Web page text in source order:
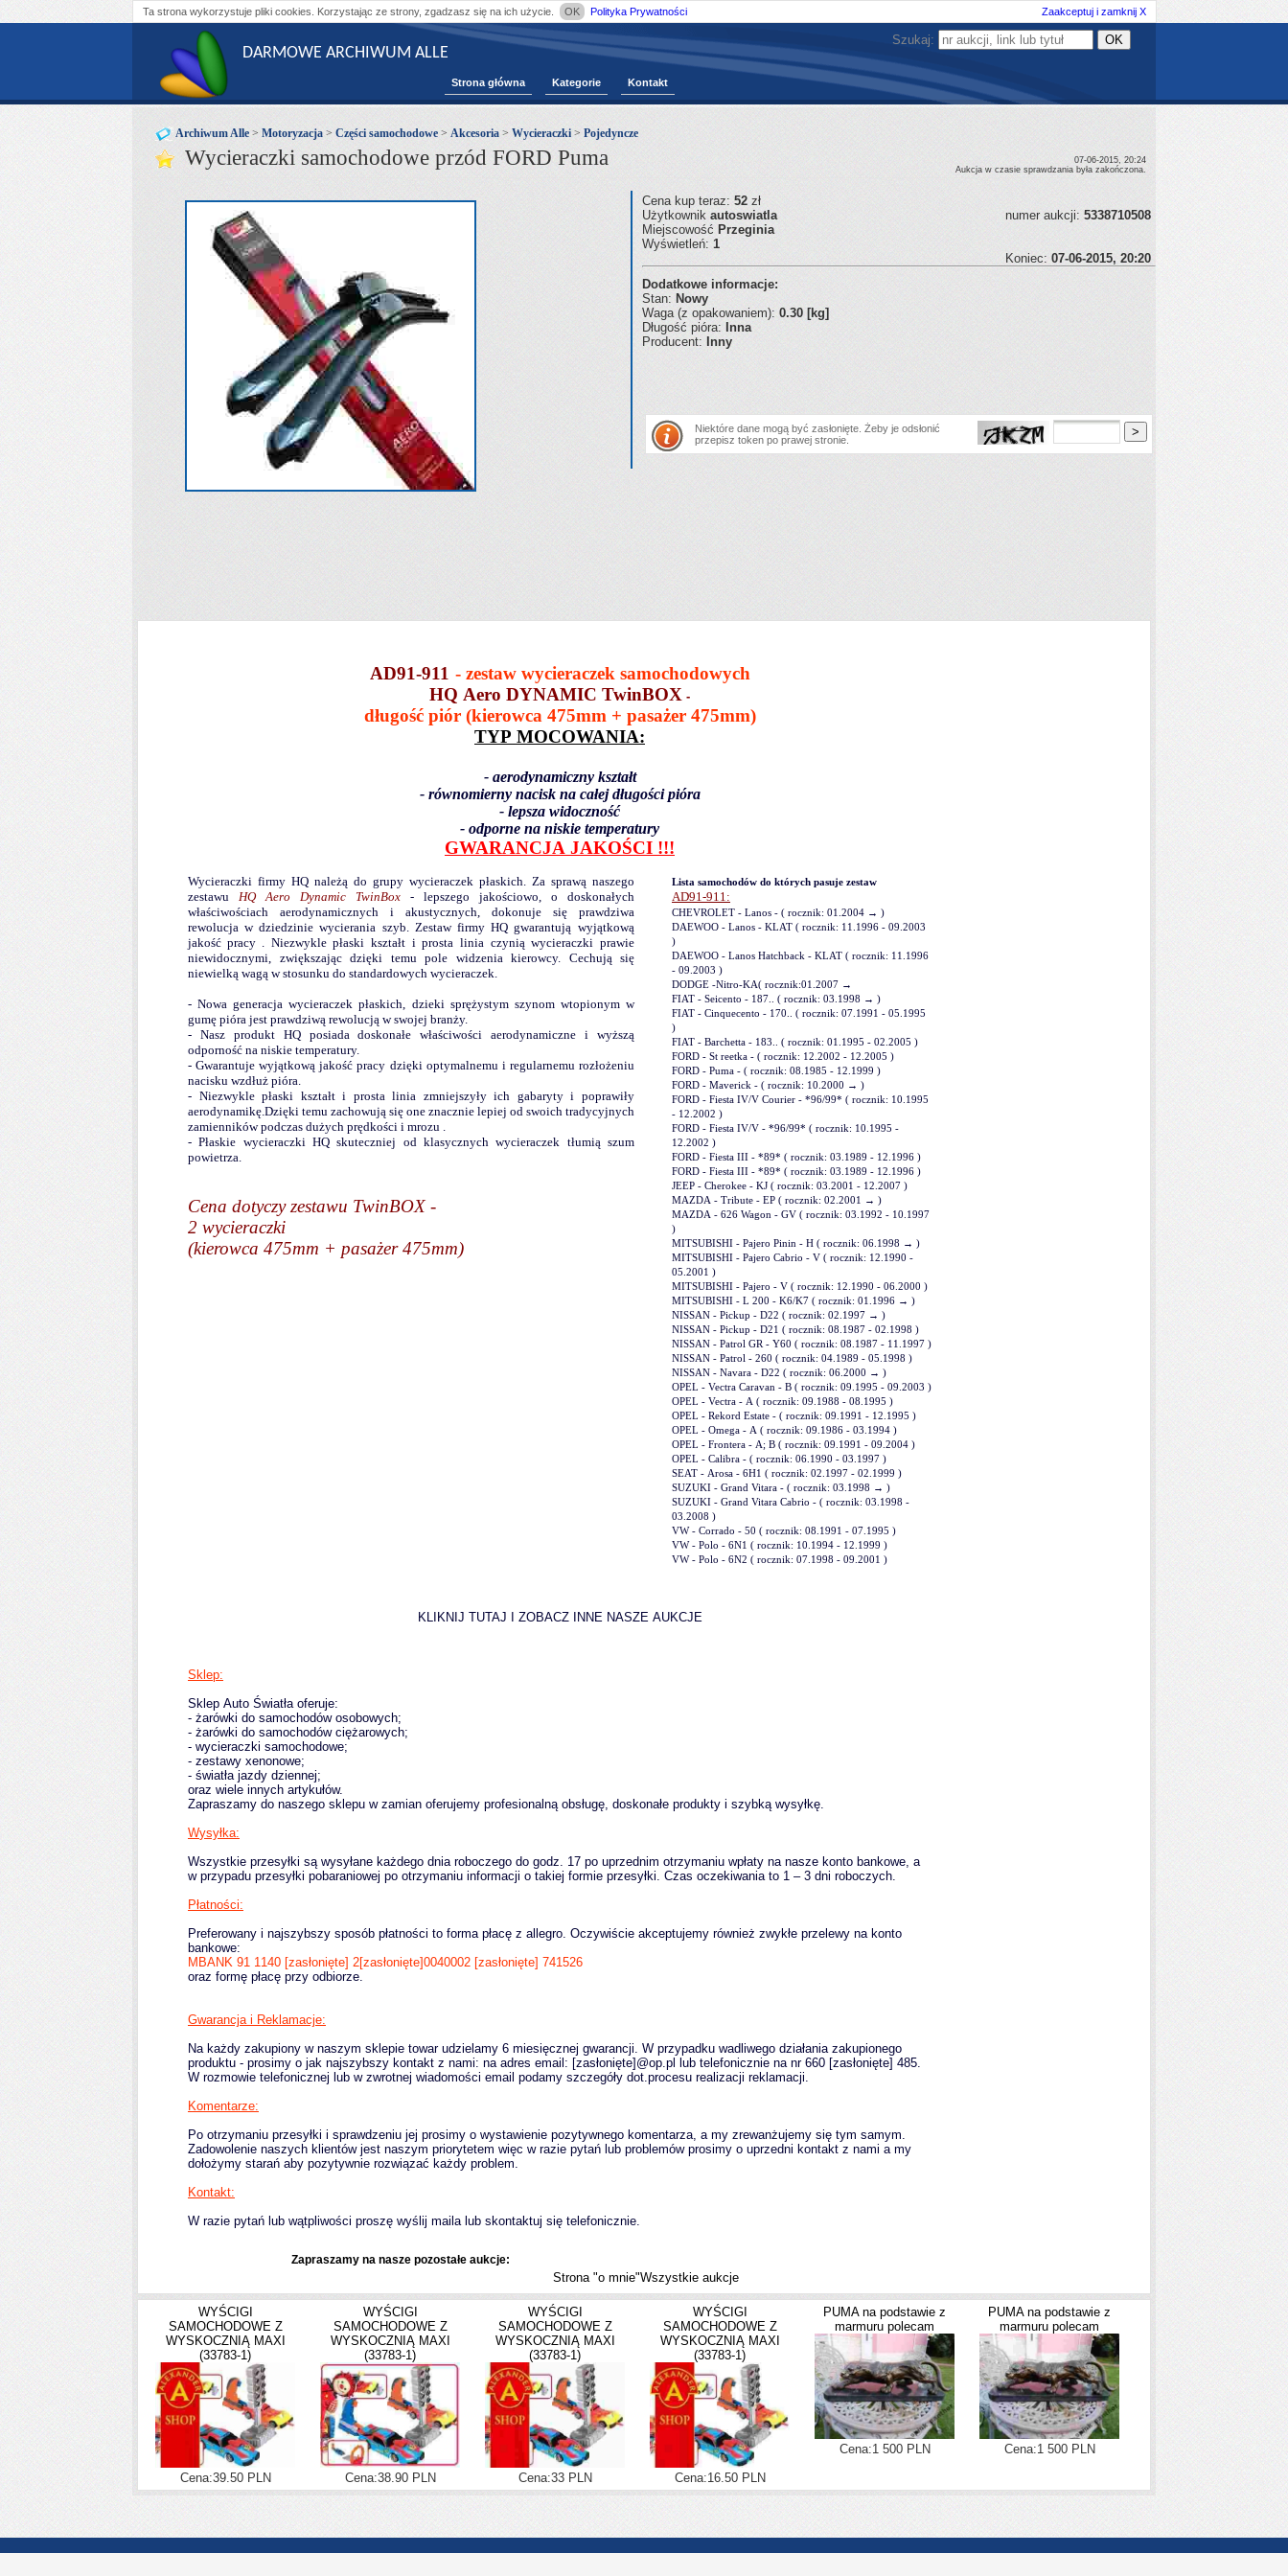
Ta strona wykorzystuje pliki cookies. Korzystając ze strony, zgadzasz się na ich użycie. OK Polityka Prywatności Zaakceptuj i zamknij X
DARMOWE ARCHIWUM ALLE
Strona główna Kategorie Kontakt
Szukaj:
Archiwum Alle > Motoryzacja > Części samochodowe > Akcesoria > Wycieraczki > Pojedyncze
Wycieraczki samochodowe przód FORD Puma
07-06-2015, 20:24
Aukcja w czasie sprawdzania była zakończona.
Cena kup teraz: 52 zł
Użytkownik autoswiatla numer aukcji: 5338710508
Miejscowość Przeginia
Wyświetleń: 1
Koniec: 07-06-2015, 20:20
Dodatkowe informacje:
Stan: Nowy
Waga (z opakowaniem): 0.30 [kg]
Długość pióra: Inna
Producent: Inny
Niektóre dane mogą być zasłonięte. Żeby je odsłonić
przepisz token po prawej stronie.
AD91-911 - zestaw wycieraczek samochodowych
HQ Aero DYNAMIC TwinBOX -
długość piór (kierowca 475mm + pasażer 475mm)
TYP MOCOWANIA:
- aerodynamiczny kształt
- równomierny nacisk na całej długości pióra
- lepsza widoczność
- odporne na niskie temperatury
GWARANCJA JAKOŚCI !!!
Wycieraczki firmy HQ należą do grupy wycieraczek płaskich. Za sprawą naszego
zestawu HQ Aero Dynamic TwinBox - lepszego jakościowo, o doskonałych
właściwościach aerodynamicznych i akustycznych, dokonuje się prawdziwa
rewolucja w dziedzinie wycierania szyb. Zestaw firmy HQ gwarantują wyjątkową
jakość pracy . Niezwykle płaski kształt i prosta linia czynią wycieraczki prawie
niewidocznymi, zwiększając dzięki temu pole widzenia kierowcy. Cechują się
niewielką wagą w stosunku do standardowych wycieraczek.
- Nowa generacja wycieraczek płaskich, dzieki sprężystym szynom wtopionym w
gumę pióra jest prawdziwą rewolucją w swojej branży.
- Nasz produkt HQ posiada doskonałe właściwości aerodynamiczne i wyższą
odporność na niskie temperatury.
- Gwarantuje wyjątkową jakość pracy dzięki optymalnemu i regularnemu rozłożeniu
nacisku wzdłuż pióra.
- Niezwykle płaski kształt i prosta linia zmniejszyły ich gabaryty i poprawiły
aerodynamikę.Dzięki temu zachowują się one znacznie lepiej od swoich tradycyjnych
zamienników podczas dużych prędkości i mrozu .
- Płaskie wycieraczki HQ skuteczniej od klasycznych wycieraczek tłumią szum
powietrza.
Cena dotyczy zestawu TwinBOX -
2 wycieraczki
(kierowca 475mm + pasażer 475mm)
Lista samochodów do których pasuje zestaw
AD91-911:
CHEVROLET - Lanos - ( rocznik: 01.2004 → )
DAEWOO - Lanos - KLAT ( rocznik: 11.1996 - 09.2003
)
DAEWOO - Lanos Hatchback - KLAT ( rocznik: 11.1996
- 09.2003 )
DODGE -Nitro-KA( rocznik:01.2007 →
FIAT - Seicento - 187.. ( rocznik: 03.1998 → )
FIAT - Cinquecento - 170.. ( rocznik: 07.1991 - 05.1995
)
FIAT - Barchetta - 183.. ( rocznik: 01.1995 - 02.2005 )
FORD - St reetka - ( rocznik: 12.2002 - 12.2005 )
FORD - Puma - ( rocznik: 08.1985 - 12.1999 )
FORD - Maverick - ( rocznik: 10.2000 → )
FORD - Fiesta IV/V Courier - *96/99* ( rocznik: 10.1995
- 12.2002 )
FORD - Fiesta IV/V - *96/99* ( rocznik: 10.1995 -
12.2002 )
FORD - Fiesta III - *89* ( rocznik: 03.1989 - 12.1996 )
FORD - Fiesta III - *89* ( rocznik: 03.1989 - 12.1996 )
JEEP - Cherokee - KJ ( rocznik: 03.2001 - 12.2007 )
MAZDA - Tribute - EP ( rocznik: 02.2001 → )
MAZDA - 626 Wagon - GV ( rocznik: 03.1992 - 10.1997
)
MITSUBISHI - Pajero Pinin - H ( rocznik: 06.1998 → )
MITSUBISHI - Pajero Cabrio - V ( rocznik: 12.1990 -
05.2001 )
MITSUBISHI - Pajero - V ( rocznik: 12.1990 - 06.2000 )
MITSUBISHI - L 200 - K6/K7 ( rocznik: 01.1996 → )
NISSAN - Pickup - D22 ( rocznik: 02.1997 → )
NISSAN - Pickup - D21 ( rocznik: 08.1987 - 02.1998 )
NISSAN - Patrol GR - Y60 ( rocznik: 08.1987 - 11.1997 )
NISSAN - Patrol - 260 ( rocznik: 04.1989 - 05.1998 )
NISSAN - Navara - D22 ( rocznik: 06.2000 → )
OPEL - Vectra Caravan - B ( rocznik: 09.1995 - 09.2003 )
OPEL - Vectra - A ( rocznik: 09.1988 - 08.1995 )
OPEL - Rekord Estate - ( rocznik: 09.1991 - 12.1995 )
OPEL - Omega - A ( rocznik: 09.1986 - 03.1994 )
OPEL - Frontera - A; B ( rocznik: 09.1991 - 09.2004 )
OPEL - Calibra - ( rocznik: 06.1990 - 03.1997 )
SEAT - Arosa - 6H1 ( rocznik: 02.1997 - 02.1999 )
SUZUKI - Grand Vitara - ( rocznik: 03.1998 → )
SUZUKI - Grand Vitara Cabrio - ( rocznik: 03.1998 -
03.2008 )
VW - Corrado - 50 ( rocznik: 08.1991 - 07.1995 )
VW - Polo - 6N1 ( rocznik: 10.1994 - 12.1999 )
VW - Polo - 6N2 ( rocznik: 07.1998 - 09.2001 )
KLIKNIJ TUTAJ I ZOBACZ INNE NASZE AUKCJE
Sklep:
Sklep Auto Światłaoferuje:
- żarówki do samochodów osobowych;
- żarówki do samochodów ciężarowych;
- wycieraczki samochodowe;
- zestawy xenonowe;
- światła jazdy dziennej;
oraz wiele innych artykułów.
Zapraszamy do naszego sklepu w zamian oferujemy profesionalną obsługę, doskonałe produkty i szybką wysyłkę.
Wysyłka:
Wszystkie przesyłki są wysyłane każdego dnia roboczego do godz. 17 po uprzednim otrzymaniu wpłaty na nasze konto bankowe, a
w przypadu przesyłki pobaraniowej po otrzymaniu informacji o takiej formie przesyłki. Czas oczekiwania to 1 – 3 dni roboczych.
Płatności:
Preferowany i najszybszy sposób płatności to forma płacę z allegro. Oczywiście akceptujemy również zwykłe przelewy na konto
bankowe:
MBANK 91 1140 [zasłonięte] 2[zasłonięte]0040002 [zasłonięte] 741526
oraz formę płacę przy odbiorze.
Gwarancja i Reklamacje:
Na każdy zakupiony w naszym sklepie towar udzielamy 6 miesięcznej gwarancji. W przypadku wadliwego działania zakupionego
produktu - prosimy o jak najszybszy kontakt z nami: na adres email: [zasłonięte] @op.pl lub telefonicznie na nr 660 [zasłonięte] 485.
W rozmowie telefonicznej lub w zwrotnej wiadomości email podamy szczegóły dot.procesu realizacji reklamacji.
Komentarze:
Po otrzymaniu przesyłki i sprawdzeniu jej prosimy o wystawienie pozytywnego komentarza, a my zrewanżujemy się tym samym.
Zadowolenie naszych klientów jest naszym priorytetem więc w razie pytań lub problemów prosimy o uprzedni kontakt z nami a my
dołożymy starań aby pozytywnie rozwiązać każdy problem.
Kontakt:
W razie pytań lub wątpliwości proszę wyślij maila lub skontaktuj się telefonicznie.
Zapraszamy na nasze pozostałe aukcje:
Strona "o mnie"Wszystkie aukcje
WYŚCIGI
SAMOCHODOWE Z
WYSKOCZNIĄ MAXI
(33783-1)
Cena:39.50 PLN
WYŚCIGI
SAMOCHODOWE Z
WYSKOCZNIĄ MAXI
(33783-1)
Cena:38.90 PLN
WYŚCIGI
SAMOCHODOWE Z
WYSKOCZNIĄ MAXI
(33783-1)
Cena:33 PLN
WYŚCIGI
SAMOCHODOWE Z
WYSKOCZNIĄ MAXI
(33783-1)
Cena:16.50 PLN
PUMA na podstawie z
marmuru polecam
Cena:1 500 PLN
PUMA na podstawie z
marmuru polecam
Cena:1 500 PLN